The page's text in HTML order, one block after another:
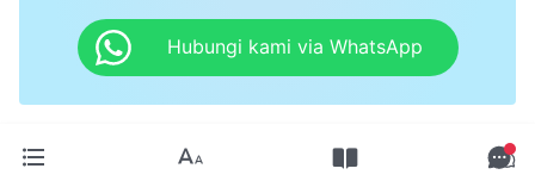
Hubungi kami via WhatsApp